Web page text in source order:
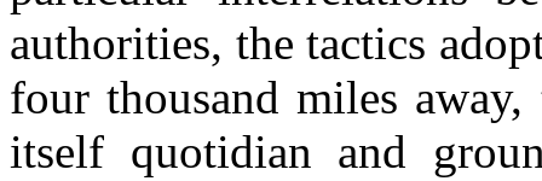
authorities, the tactics
four thousand miles
itself quotidian and